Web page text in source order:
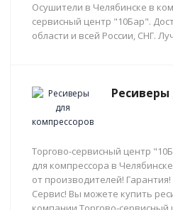
Осушители в Челябинске в
сервисный центр "10Бар".
области и всей России, СНГ.
Ресиверы
Торгово-сервисный центр
для компрессора в
от производителей!
Сервис! Вы можете купить